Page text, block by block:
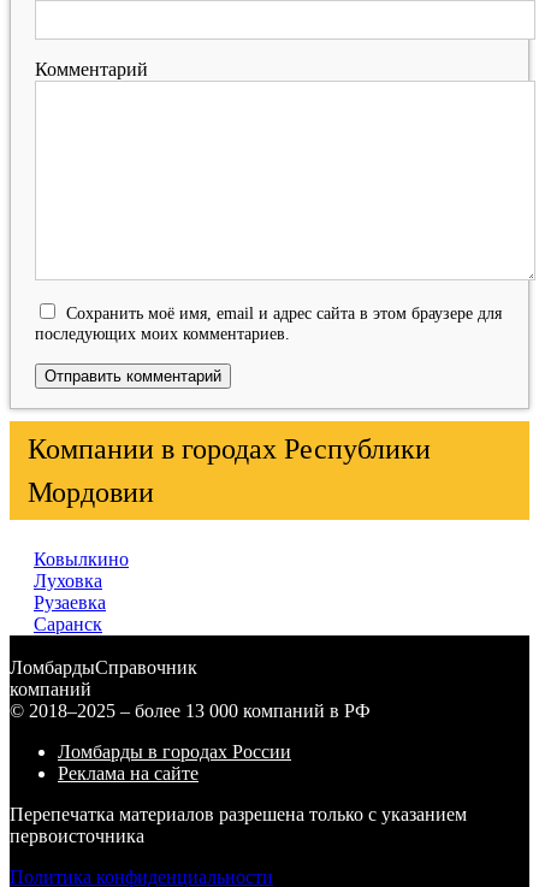
Комментарий
Сохранить моё имя, email и адрес сайта в этом браузере для
последующих моих комментариев.
Компании в городах Республики
Мордовии
Ковылкино
Луховка
Рузаевка
Саранск
ЛомбардыСправочник
компаний
© 2018–2025 – более 13 000 компаний в РФ
Ломбарды в городах России
Реклама на сайте
Перепечатка материалов разрешена только с указанием
первоисточника
Политика конфиденциальности